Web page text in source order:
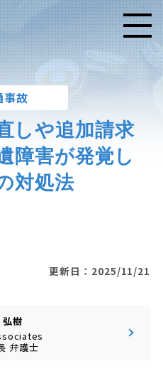
メニ
事故
しや追加請求
障害が発覚し
対処法
更新日：2025/11/21
弘樹
弁護士